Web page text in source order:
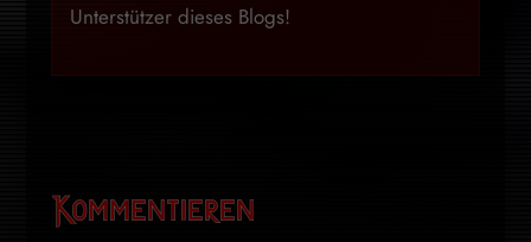
Unterstützer dieses Blogs!
Kommentieren